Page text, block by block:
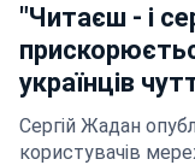
"Читаєш - і
українців
Сергій Жадан
користувачів